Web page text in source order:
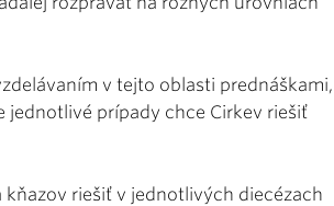
v tejto oblasti prednáškami,
jednotlivé prípady chce Cirkev riešiť
riešiť v jednotlivých diecézach